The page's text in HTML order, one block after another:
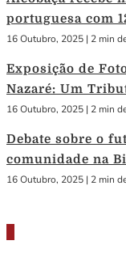
portuguesa com
16 Outubro, 2025 | 2 min
Exposição de
Nazaré: Um
16 Outubro, 2025 | 2 min
Debate sobre o
comunidade na
16 Outubro, 2025 | 2 min